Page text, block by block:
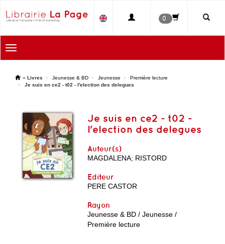
0
Toggle
navigation
' » Livres Jeunesse & BD Jeunesse
Première lecture
Je suis en ce2 - t02 - l'election des delegues
Je suis en ce2 - t02 -
l'election des delegues
Auteur(s)
MAGDALENA; RISTORD
Editeur
PERE CASTOR
Rayon
Jeunesse & BD / Jeunesse /
Première lecture